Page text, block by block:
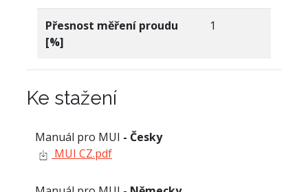
Přesnost měření proudu
[%]
1
Ke stažení
Manuál pro MUI - Česky
MUI CZ.pdf